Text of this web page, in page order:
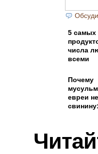
5 самых
числа
всеми
Почему
евреи